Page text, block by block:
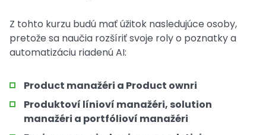
Z tohto kurzu budú mať úžitok nasledujúce osoby,
pretože sa naučia rozšíriť svoje roly o poznatky a
automatizáciu riadenú AI:
Product manažéri a Product ownri
Produktoví línioví manažéri, solution
manažéri a portfólioví manažéri